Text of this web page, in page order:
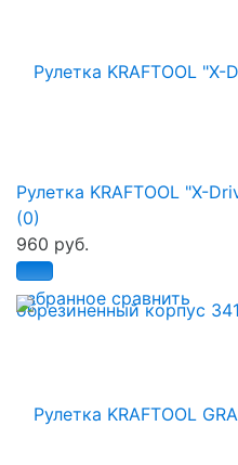
избранное сравнить
Рулетка KRAFTOOL "X-
(0)
960 руб.